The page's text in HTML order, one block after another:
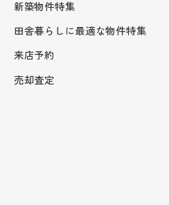
新築物件特集
田舎暮らしに最適な物件特集
来店予約
売却査定